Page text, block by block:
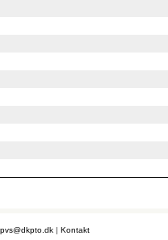
pvs@dkpto.dk| Kontakt